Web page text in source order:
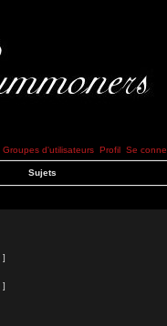
Groupes d'utilisateurs Profil Se
Sujets
]
]